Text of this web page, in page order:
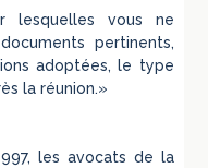
vous ne
pertinents,
adoptées, le type
la réunion.»
les avocats de la